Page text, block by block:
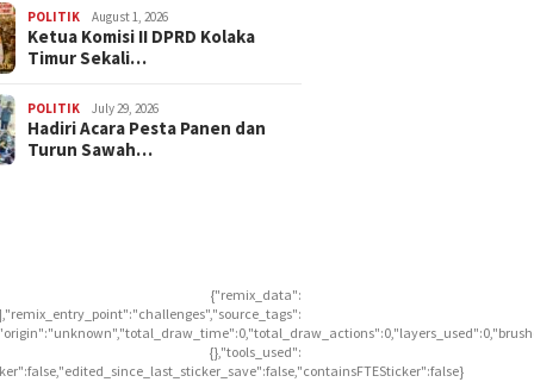
POLITIK August 1, 2026
Ketua Komisi II DPRD Kolaka
Timur Sekali…
POLITIK July 29, 2026
Hadiri Acara Pesta Panen dan
Turun Sawah…
{"remix_data":
{},"tools_used":